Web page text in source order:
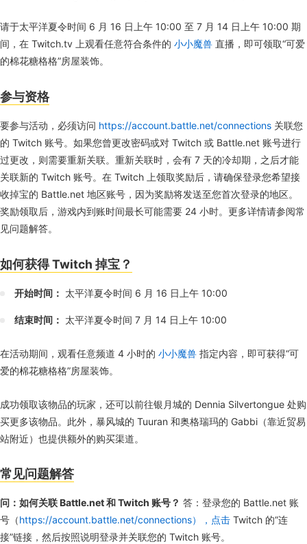
请于太平洋夏令时间 6 月 16 日上午 10:00 至 7 月 14 日上午 10:00 期
间，在 Twitch.tv 上观看任意符合条件的 小小魔兽 直播，即可领取“可爱
的棉花糖格格”房屋装饰。
参与资格
要参与活动，必须访问 https://account.battle.net/connections 关联您
的 Twitch 账号。如果您曾更改密码或对 Twitch 或 Battle.net 账号进行
过更改，则需要重新关联。重新关联时，会有 7 天的冷却期，之后才能
关联新的 Twitch 账号。在 Twitch 上领取奖励后，请确保登录您希望接
收掉宝的 Battle.net 地区账号，因为奖励将发送至您首次登录的地区。
奖励领取后，游戏内到账时间最长可能需要 24 小时。更多详情请参阅常
见问题解答。
如何获得 Twitch 掉宝？
开始时间： 太平洋夏令时间 6 月 16 日上午 10:00
结束时间： 太平洋夏令时间 7 月 14 日上午 10:00
在活动期间，观看任意频道 4 小时的 小小魔兽 指定内容，即可获得“可
爱的棉花糖格格”房屋装饰。
成功领取该物品的玩家，还可以前往银月城的 Dennia Silvertongue 处购
买更多该物品。此外，暴风城的 Tuuran 和奥格瑞玛的 Gabbi（靠近贸易
站附近）也提供额外的购买渠道。
常见问题解答
问：如何关联 Battle.net 和 Twitch 账号？ 答：登录您的 Battle.net 账
号（https://account.battle.net/connections），点击 Twitch 的“连
接”链接，然后按照说明登录并关联您的 Twitch 账号。